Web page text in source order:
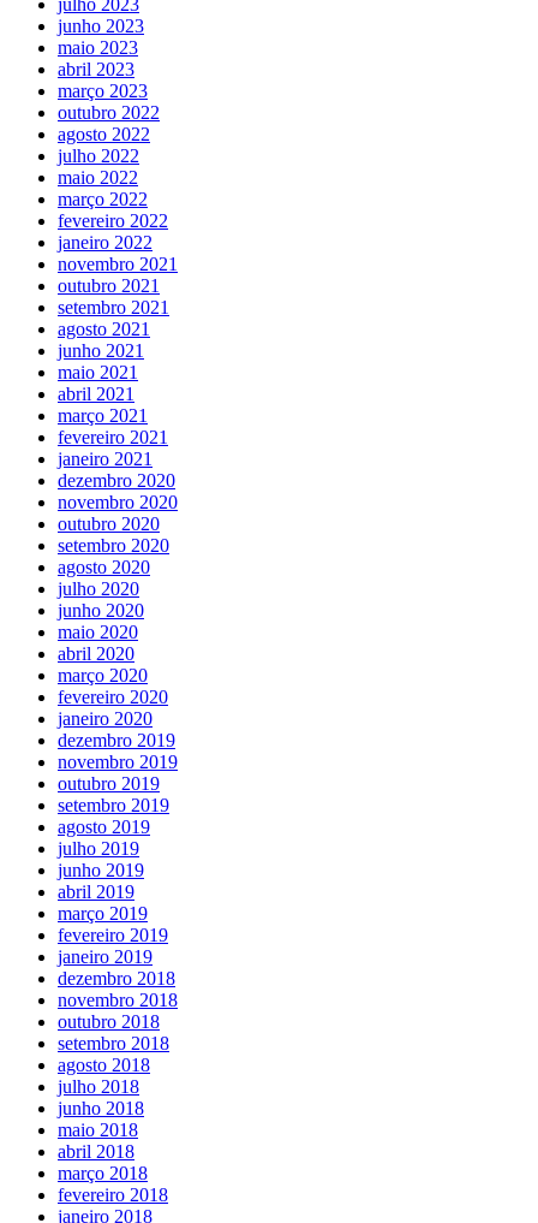
junho 2023
maio 2023
abril 2023
março 2023
outubro 2022
agosto 2022
julho 2022
maio 2022
março 2022
fevereiro 2022
janeiro 2022
novembro 2021
outubro 2021
setembro 2021
agosto 2021
junho 2021
maio 2021
abril 2021
março 2021
fevereiro 2021
janeiro 2021
dezembro 2020
novembro 2020
outubro 2020
setembro 2020
agosto 2020
julho 2020
junho 2020
maio 2020
abril 2020
março 2020
fevereiro 2020
janeiro 2020
dezembro 2019
novembro 2019
outubro 2019
setembro 2019
agosto 2019
julho 2019
junho 2019
abril 2019
março 2019
fevereiro 2019
janeiro 2019
dezembro 2018
novembro 2018
outubro 2018
setembro 2018
agosto 2018
julho 2018
junho 2018
maio 2018
abril 2018
março 2018
fevereiro 2018
janeiro 2018